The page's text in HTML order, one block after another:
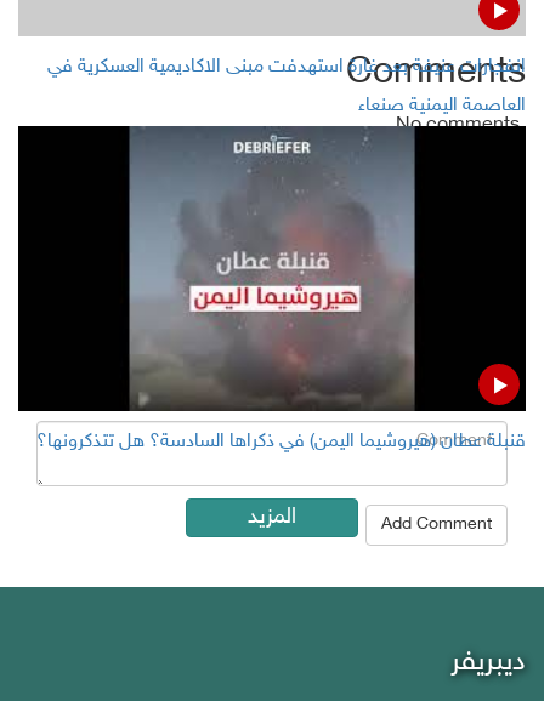
Comments
No comments
Add Comment
Comment
Add Comment
Debriefer
انفجارات عنيفة بعد غارة استهدفت مبنى الاكاديمية العسكرية في
العاصمة اليمنية صنعاء
قنبلة عطان (هيروشيما اليمن) في ذكراها السادسة؟ هل تتذكرونها؟
المزيد
ديبريفر